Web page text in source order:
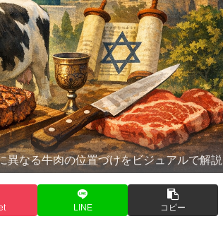
異なる牛肉の位置づけをビジュアルで解説
LINE コピー